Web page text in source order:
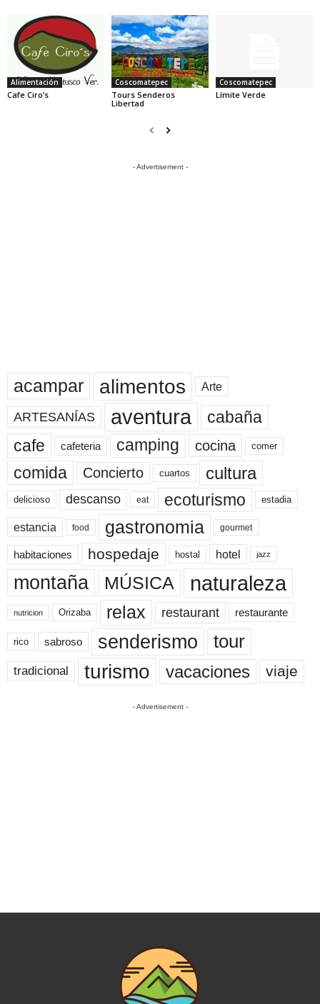
Alimentación
Cafe Ciro’s
Coscomatepec
Tours Senderos
Libertad
Coscomatepec
Límite Verde
- Advertisement -
acampar alimentos Arte
ARTESANÍAS aventura
cabaña
cafe
cafeteria camping cocina comer
comida Concierto cuartos cultura
delicioso descanso eat ecoturismo estadia
estancia food gastronomia gourmet
habitaciones hospedaje hostal hotel jazz
montaña MÚSICA naturaleza
nutricion Orizaba relax restaurant restaurante
rico sabroso senderismo tour
tradicional turismo vacaciones viaje
- Advertisement -